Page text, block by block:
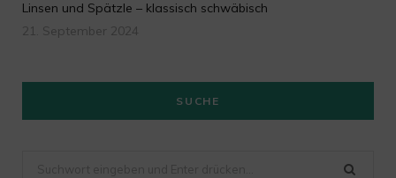
Linsen und Spätzle – klassisch schwäbisch
21. September 2024
SUCHE